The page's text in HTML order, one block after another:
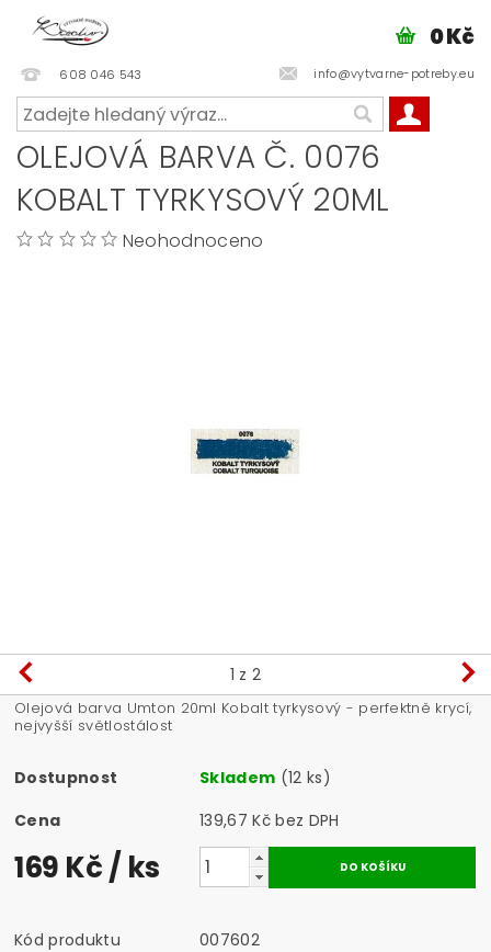
608 046 543 info@vytvarne-potreby.eu
0 Kč
OLEJOVÁ BARVA Č. 0076
KOBALT TYRKYSOVÝ 20ML
Neohodnoceno
1 z 2
Olejová barva Umton 20ml Kobalt tyrkysový - perfektně krycí,
nejvyšší světlostálost
Dostupnost Skladem (12 ks)
Cena
139,67 Kč bez DPH
169 Kč/ ks
Kód produktu
007602